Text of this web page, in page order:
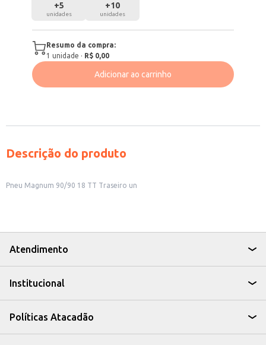
+5
unidades
+10
unidades
Resumo da compra:
1 unidade · R$ 0,00
Adicionar ao carrinho
Descrição do produto
Pneu Magnum 90/90 18 TT Traseiro un
Atendimento
Institucional
Políticas Atacadão